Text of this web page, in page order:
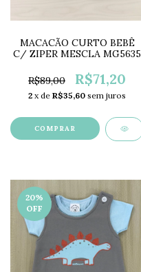
MACACÃO CURTO BEBÊ
C/ ZIPER MESCLA MG5635
R$89,00 R$71,20
2 x de R$35,60 sem juros
COMPRAR
20%
OFF